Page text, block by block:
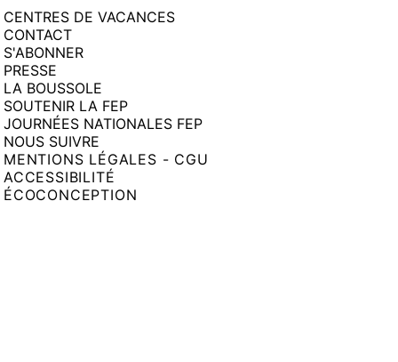
CENTRES DE VACANCES
CONTACT
S'ABONNER
PRESSE
LA BOUSSOLE
SOUTENIR LA FEP
JOURNÉES NATIONALES FEP
NOUS SUIVRE
MENTIONS LÉGALES - CGU
ACCESSIBILITÉ
ÉCOCONCEPTION